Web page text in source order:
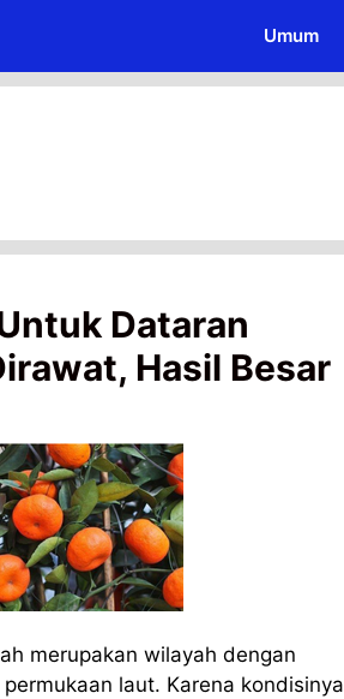
Umum
Dataran
Hasil Besar
merupakan wilayah dengan
laut. Karena kondisinya